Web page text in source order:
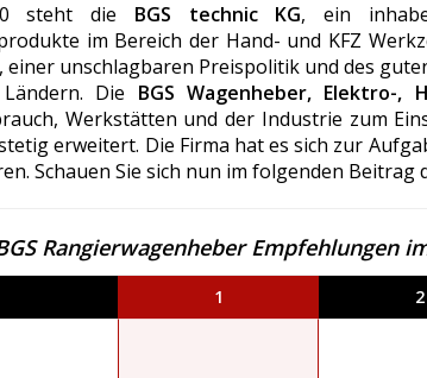
steht die BGS technic KG, ein
im Bereich der Hand- und KFZ
einer unschlagbaren Preispolitik und des
Die BGS Wagenheber, Elektro-,
Werkstätten und der Industrie zum
erweitert. Die Firma hat es sich zur
Schauen Sie sich nun im folgenden
Rangierwagenheber Empfehlungen
1 2